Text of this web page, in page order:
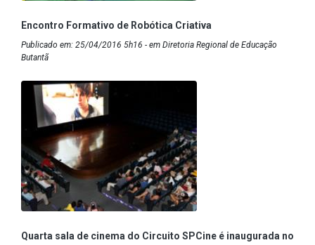
Encontro Formativo de Robótica Criativa
Publicado em: 25/04/2016 5h16 - em Diretoria Regional de Educação
Butantã
Quarta sala de cinema do Circuito SPCine é inaugurada no